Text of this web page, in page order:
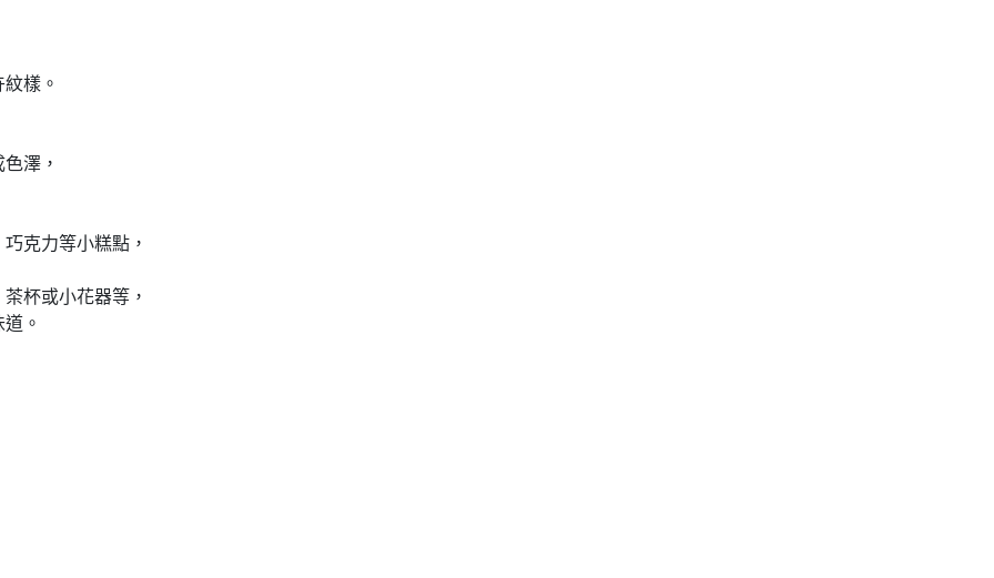
樣。
澤，
克力等小糕點，
杯或小花器等，
。